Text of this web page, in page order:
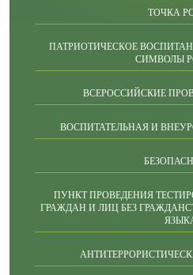
ТОЧКА
ПАТРИОТИЧЕСКОЕ
СИМВОЛЫ
ВСЕРОССИЙСКИЕ
ВОСПИТАТЕЛЬНАЯ И
ПУНКТ ПРОВЕДЕНИЯ
ГРАЖДАН И ЛИЦ БЕЗ